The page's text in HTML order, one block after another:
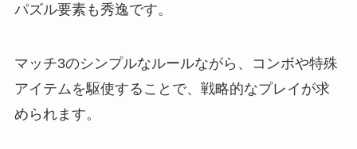
パズル要素も秀逸です。
マッチ3のシンプルなルールながら、コンボや特殊
アイテムを駆使することで、戦略的なプレイが求
められます。